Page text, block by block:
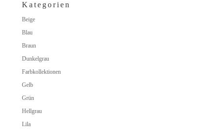
Kategorien
Beige
Blau
Braun
Dunkelgrau
Farbkollektionen
Gelb
Grün
Hellgrau
Lila